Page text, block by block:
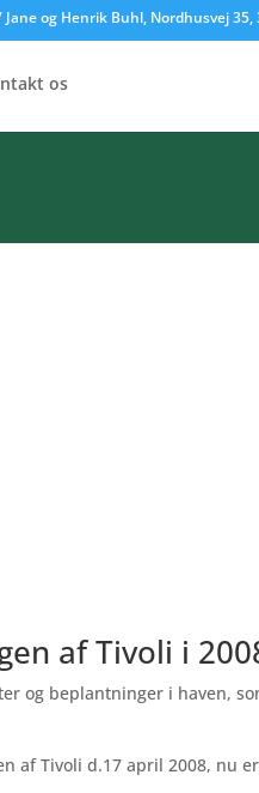
Jane og Henrik Buhl, Nordhusvej
os
af Tivoli i
og beplantninger i haven,
af Tivoli d.17 april 2008, nu